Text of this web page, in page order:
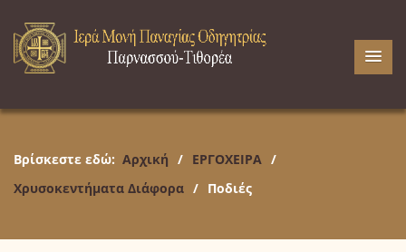
Βρίσκεστε εδώ: Αρχική / ΕΡΓΟΧΕΙΡΑ /
Χρυσοκεντήματα Διάφορα / Ποδιές